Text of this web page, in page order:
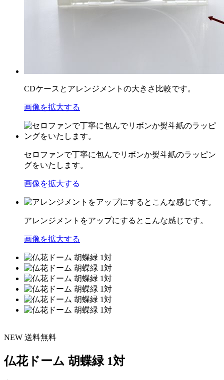
CDケースとアレンジメントの大きさ比較です。
画像を拡大する
セロファンで丁寧に包んでリボンか熨斗紙のラッピン
グをいたします。
画像を拡大する
アレンジメントをアップにするとこんな感じです。
画像を拡大する
NEW 送料無料
仏花ドーム 胡蝶緑 1対